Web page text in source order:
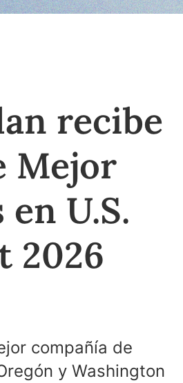
recibe
Mejor
U.S.
2026
compañía de
y Washington